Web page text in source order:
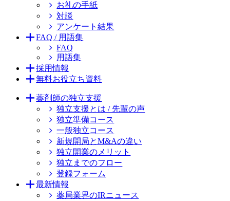
お礼の手紙
対談
アンケート結果
FAQ / 用語集
FAQ
用語集
採用情報
無料お役立ち資料
薬剤師の独立支援
独立支援とは / 先輩の声
独立準備コース
一般独立コース
新規開局とM&Aの違い
独立開業のメリット
独立までのフロー
登録フォーム
最新情報
薬局業界のIRニュース